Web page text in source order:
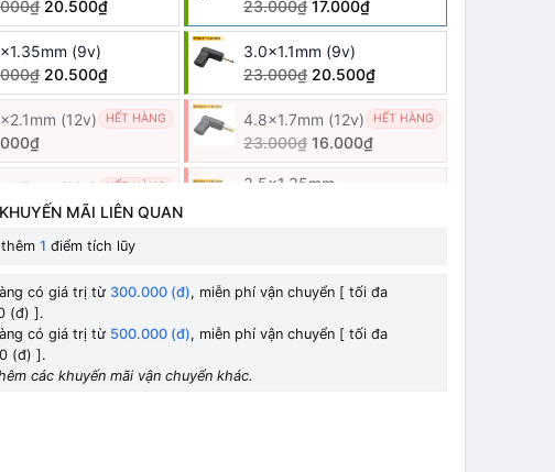
20.500₫
23.000₫ 17.000₫
(9v)
20.500₫
3.0x1.1mm (9v)
23.000₫ 20.500₫
(12v) HẾT HÀNG 4.8x1.7mm (12v) HẾT HÀNG
23.000₫ 16.000₫
(12v) HẾT HÀNG
3.5x1.35mm
23.000₫ 17.000₫
(5v) HẾT HÀNG 5.5x2.1mm (5v) HẾT HÀNG
MÃI LIÊN QUAN
thêm1 điểm tích lũy
có giá trị từ 300.000 (đ), miễn phí vận chuyển [ tối đa
(đ) ].
có giá trị từ 500.000 (đ), miễn phí vận chuyển [ tối đa
(đ) ].
các khuyến mãi vận chuyển khác.